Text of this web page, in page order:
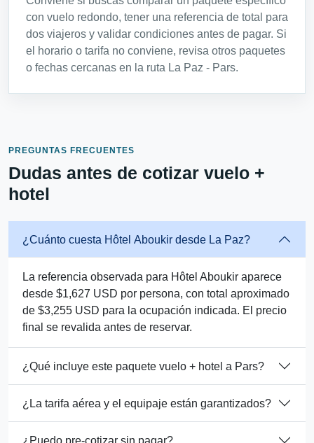
con vuelo redondo, tener una referencia de total para
dos viajeros y validar condiciones antes de pagar. Si
el horario o tarifa no conviene, revisa otros paquetes
o fechas cercanas en la ruta La Paz - Pars.
PREGUNTAS FRECUENTES
Dudas antes de cotizar vuelo +
hotel
¿Cuánto cuesta Hôtel Aboukir desde La Paz?
La referencia observada para Hôtel Aboukir aparece
desde $1,627 USD por persona, con total aproximado
de $3,255 USD para la ocupación indicada. El precio
final se revalida antes de reservar.
¿Qué incluye este paquete vuelo + hotel a Pars?
¿La tarifa aérea y el equipaje están garantizados?
¿Puedo pre-cotizar sin pagar?